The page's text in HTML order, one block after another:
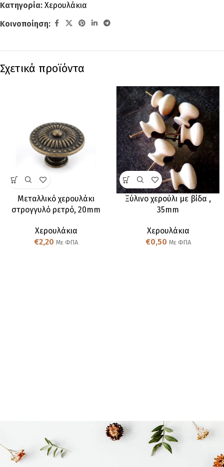
Κατηγορία: Χερουλάκια
Κοινοποίηση:
Σχετικά προϊόντα
Μεταλλικό χερουλάκι
στρογγυλό ρετρό, 20mm
Χερουλάκια
€2,20 Με ΦΠΑ
Ξύλινο χερούλι με βίδα ,
35mm
Χερουλάκια
€0,50 Με ΦΠΑ